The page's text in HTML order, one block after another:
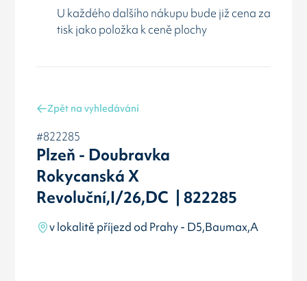
U každého dalšího nákupu bude již cena za
tisk jako položka k ceně plochy
Zpět na vyhledávání
#822285
Plzeň - Doubravka
Rokycanská X
Revoluční,I/26,DC | 822285
v lokalitě příjezd od Prahy - D5,Baumax,A